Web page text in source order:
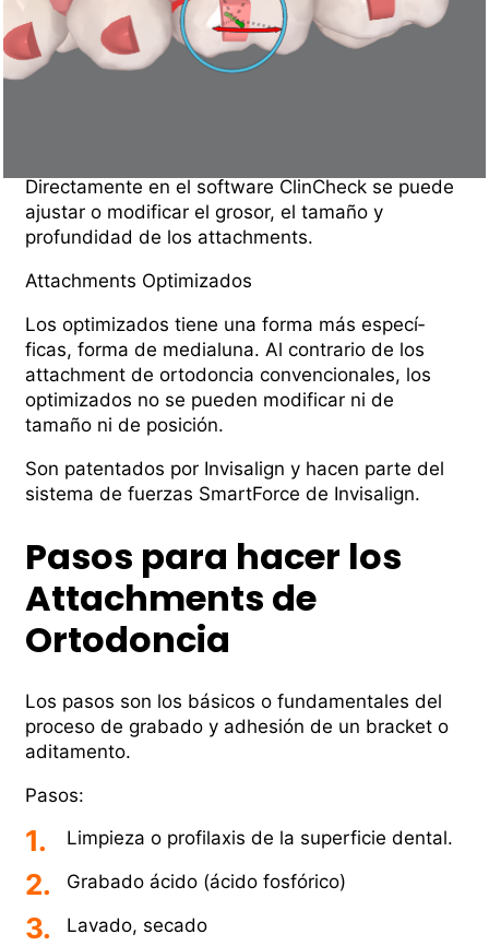
Directamente en el software ClinCheck se puede
ajustar o modificar el grosor, el tamaño y
profundidad de los attachments.
Attachments Optimizados
Los optimizados tiene una forma más especí­
ficas, forma de medialuna. Al contrario de los
attachment de ortodoncia convencionales, los
optimizados no se pueden modificar ni de
tamaño ni de posición.
Son patentados por Invisalign y hacen parte del
sistema de fuerzas SmartForce de Invisalign.
Pasos para hacer los
Attachments de
Ortodoncia
Los pasos son los básicos o fundamentales del
proceso de grabado y adhesión de un bracket o
aditamento.
Pasos:
Limpieza o profilaxis de la superficie dental.
Grabado ácido (ácido fosfórico)
Lavado, secado